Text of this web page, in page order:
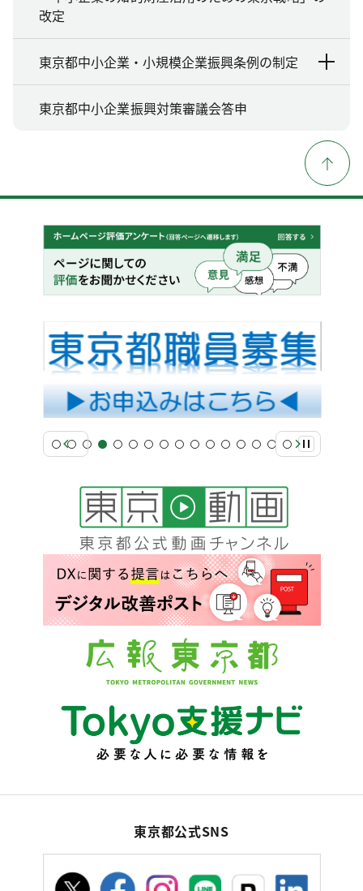
改定
東京都中小企業・小規模企業振興条例の制定
東京都中小企業振興対策審議会答申
東京都公式SNS